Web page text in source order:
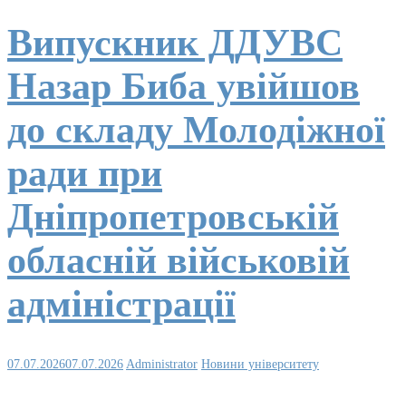
Випускник ДДУВС
Назар Биба увійшов
до складу Молодіжної
ради при
Дніпропетровській
обласній військовій
адміністрації
07.07.202607.07.2026 Administrator Новини університету